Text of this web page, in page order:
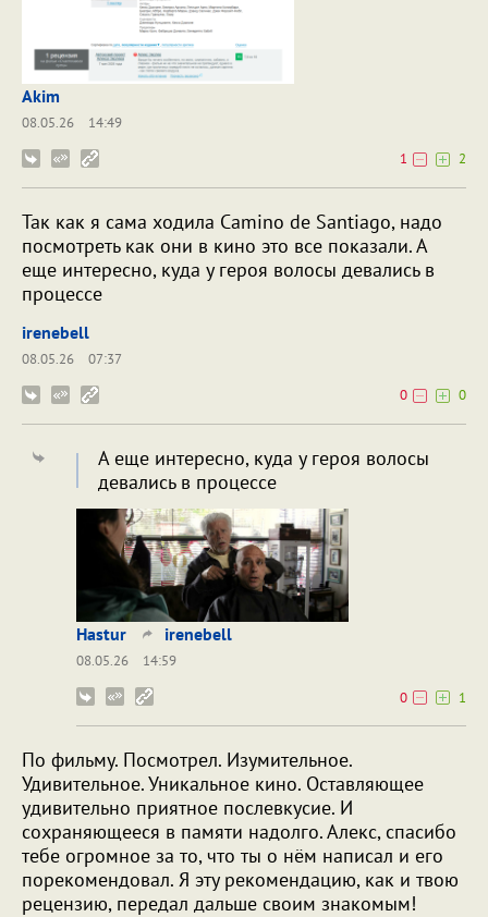
Akim
08.05.26
14:49
1
2
Так как я сама ходила Camino de Santiago, надо
посмотреть как они в кино это все показали. А
еще интересно, куда у героя волосы девались в
процессе
irenebell
08.05.26
07:37
0
0
А еще интересно, куда у героя волосы
девались в процессе
Hastur irenebell
08.05.26
14:59
0
1
По фильму. Посмотрел. Изумительное.
Удивительное. Уникальное кино. Оставляющее
удивительно приятное послевкусие. И
сохраняющееся в памяти надолго. Алекс, спасибо
тебе огромное за то, что ты о нём написал и его
порекомендовал. Я эту рекомендацию, как и твою
рецензию, передал дальше своим знакомым!